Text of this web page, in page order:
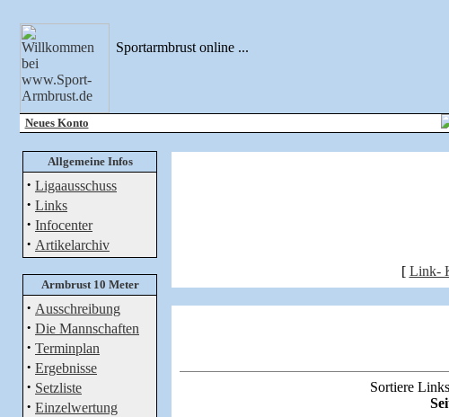
Sportarmbrust online ...
Neues Konto
Allgemeine Infos
· Ligaausschuss
· Links
· Infocenter
· Artikelarchiv
Armbrust 10 Meter
· Ausschreibung
· Die Mannschaften
· Terminplan
· Ergebnisse
· Setzliste
· Einzelwertung
[ Link-
Sortiere